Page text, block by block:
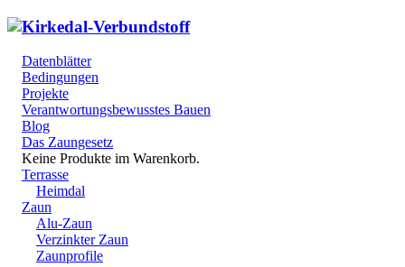
Datenblätter
Bedingungen
Projekte
Verantwortungsbewusstes Bauen
Blog
Das Zaungesetz
Keine Produkte im Warenkorb.
Terrasse
Heimdal
Zaun
Alu-Zaun
Verzinkter Zaun
Zaunprofile